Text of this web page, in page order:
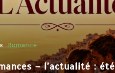
Romance
– l’actualité : été